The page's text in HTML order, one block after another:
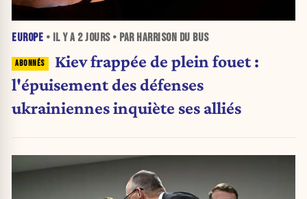
EUROPE • IL Y A 2 JOURS• PAR HARRISON DU BUS
Kiev frappée de plein fouet :
l'épuisement des défenses
ukrainiennes inquiète ses alliés